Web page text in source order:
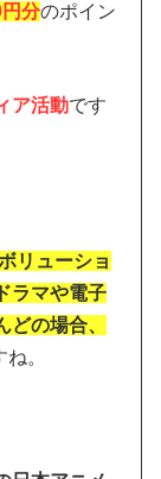
分のポイン
ア活動です
リューショ
ラマや電子
の場合、
。